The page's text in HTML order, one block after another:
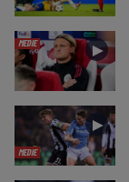
MEDIE ►
MEDIE
►